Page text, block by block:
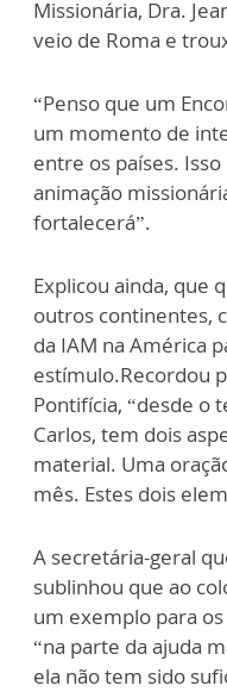
Missionária, Dra.
veio de Roma e
“Penso que um
um momento de
entre os países.
animação
fortalecerá”.
Explicou ainda, que
outros continentes,
da IAM na América
estímulo.Recordou
Pontifícia, “desde o
Carlos, tem dois
material. Uma
mês. Estes dois
A secretária-geral
sublinhou que ao
um exemplo para
“na parte da ajuda
ela não tem sido